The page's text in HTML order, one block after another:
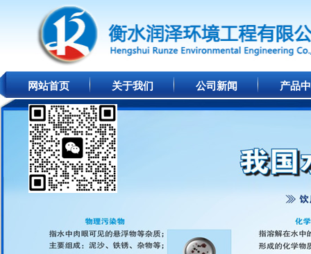
网站首页 关于我们 公司新闻 产品